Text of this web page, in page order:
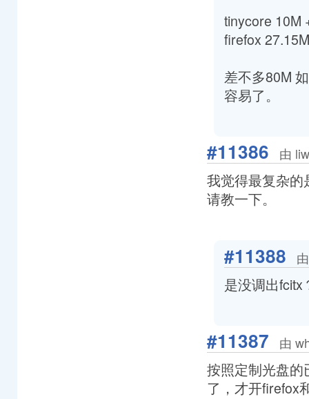
tinycore 10M
firefox
差不多80M
容易了。
#11386 由
我觉得最复杂
请教一下。
#11388
是没调出
#11387 由
按照定制光盘的
了，才开firefox